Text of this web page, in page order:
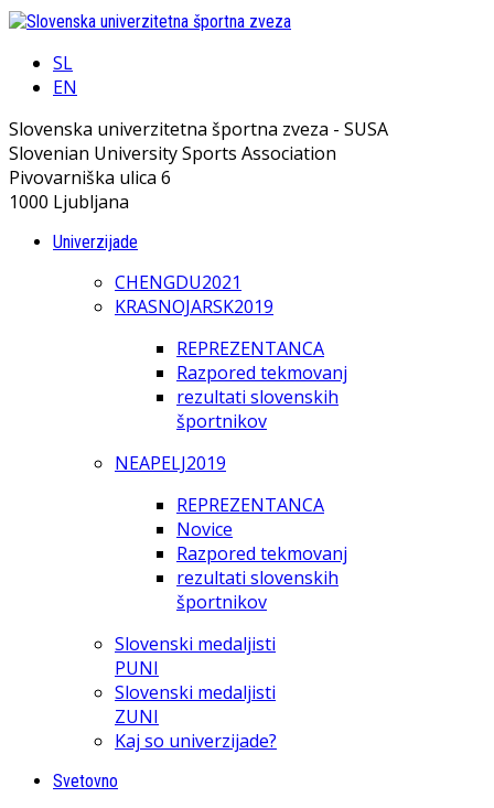
SL
EN
Slovenska univerzitetna športna zveza - SUSA
Slovenian University Sports Association
Pivovarniška ulica 6
1000 Ljubljana
Univerzijade
CHENGDU2021
KRASNOJARSK2019
REPREZENTANCA
Razpored tekmovanj
rezultati slovenskih
športnikov
NEAPELJ2019
REPREZENTANCA
Novice
Razpored tekmovanj
rezultati slovenskih
športnikov
Slovenski medaljisti
PUNI
Slovenski medaljisti
ZUNI
Kaj so univerzijade?
Svetovno